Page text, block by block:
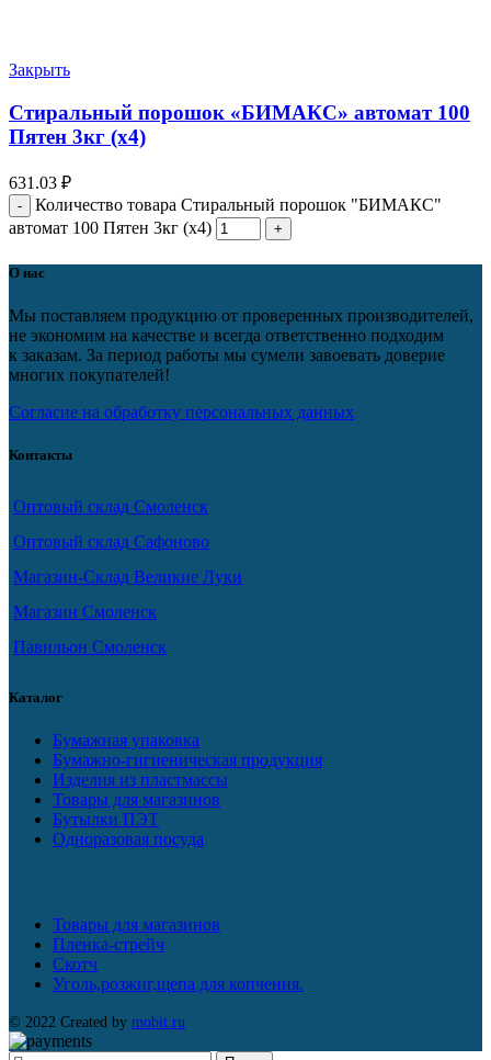
Закрыть
Стиральный порошок «БИМАКС» автомат 100
Пятен 3кг (х4)
631.03 ₽
Количество товара Стиральный порошок "БИМАКС"
автомат 100 Пятен 3кг (х4)
О нас
Мы поставляем продукцию от проверенных производителей,
не экономим на качестве и всегда ответственно подходим
к заказам. За период работы мы сумели завоевать доверие
многих покупателей!
Согласие на обработку персональных данных
Контакты
Оптовый склад Смоленск
Оптовый склад Сафоново
Магазин-Склад Великие Луки
Магазин Смоленск
Павильон Смоленск
Каталог
Бумажная упаковка
Бумажно-гигиеническая продукция
Изделия из пластмассы
Товары для магазинов
Бутылки ПЭТ
Одноразовая посуда
Товары для магазинов
Пленка-стрейч
Скотч
Уголь,розжиг,щепа для копчения.
© 2022 Created by mobit.ru